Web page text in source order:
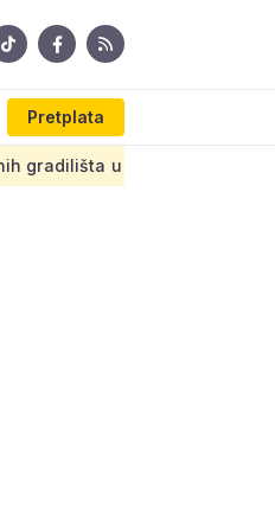
Pretplata
Novi armirani beton na